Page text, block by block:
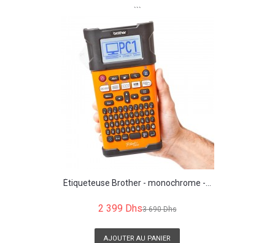
```
Étiqueteuse Brother - monochrome -...
2 399 Dhs3 690 Dhs
AJOUTER AU PANIER